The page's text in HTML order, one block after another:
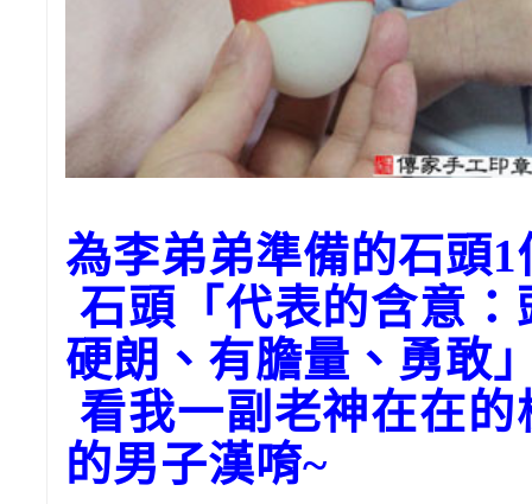
為李弟弟準備的石頭1
石頭「代表的含意
硬朗、有膽量、勇敢
看我一副老神在在
的男子漢唷~